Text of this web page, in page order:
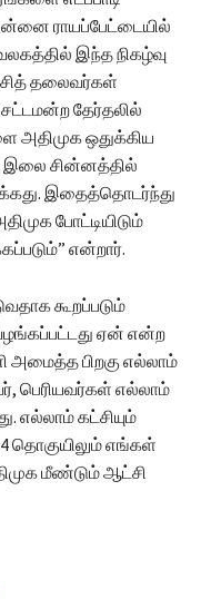
ராயப்பேட்டையில்
இந்த நிகழ்வு
தலைவர்கள்
தேர்தலில்
அதிமுக ஒதுக்கிய
இலை சின்னத்தில்
இதைத்தொடர்ந்து
போட்டியிடும்
என்றார்.
கூறப்படும்
வழங்கப்பட்டது ஏன் என்ற
அமைத்த பிறகு எல்லாம்
பெரியவர்கள் எல்லாம்
எல்லாம் கட்சியும்
தொகுயிலும் எங்கள்
மீண்டும் ஆட்சி